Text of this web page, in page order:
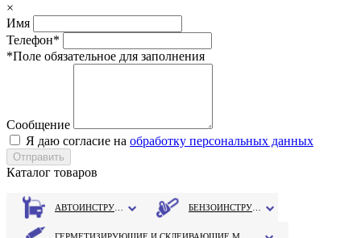
×
Имя
Телефон*
*Поле обязательное для заполнения
Сообщение
Я даю согласие на обработку персональных данных
Каталог товаров